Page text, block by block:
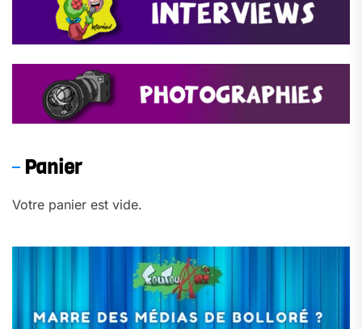
Panier
Votre panier est vide.